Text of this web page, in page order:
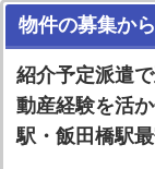
物件の募集か
紹介予定派遣
動産経験を活
駅・飯田橋駅